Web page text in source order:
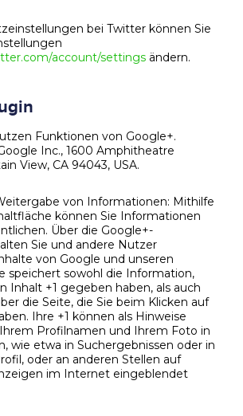
bei Twitter können Sie
account/settings ändern.
Funktionen von Google+.
Inc., 1600 Amphitheatre
View, CA 94043, USA.
von Informationen: Mithilfe
können Sie Informationen
Über die Google+-
Sie und andere Nutzer
von Google und unseren
speichert sowohl die Information,
Inhalt +1 gegeben haben, als auch
die Seite, die Sie beim Klicken auf
Ihre +1 können als Hinweise
Profilnamen und Ihrem Foto in
wie etwa in Suchergebnissen oder in
oder an anderen Stellen auf
im Internet eingeblendet